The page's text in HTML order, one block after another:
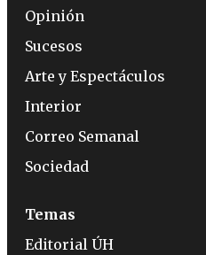
Opinión
Sucesos
Arte y Espectáculos
Interior
Correo Semanal
Sociedad
Temas
Editorial ÚH